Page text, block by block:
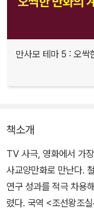
만사모 테마 5 : 오싹
책소개
TV 사극, 영화에서 가
사교양만화로 만난다.
연구 성과를 적극 차용
렸다. 국역 <조선왕조